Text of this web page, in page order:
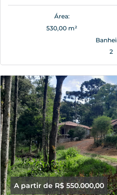
Área:
530,00 m²
2
A partir de R$ 550.000,00